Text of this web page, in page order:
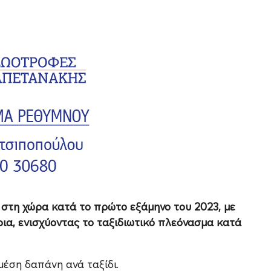
χώρα κατά το πρώτο εξάμηνο του 2023, με
ενισχύοντας το ταξιδιωτικό πλεόνασμα κατά
δαπάνη ανά ταξίδι.